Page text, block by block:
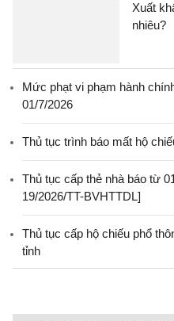
Xuất
nhiêu?
Mức phạt vi phạm hành
01/7/2026
Thủ tục trình báo mất hộ
Thủ tục cấp thẻ nhà báo từ
19/2026/TT-BVHTTDL]
Thủ tục cấp hộ chiếu phổ
tỉnh